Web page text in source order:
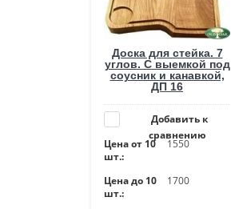
Доска для стейка. 7
углов. С выемкой под
соусник и канавкой,
ДП 16
Добавить к
сравнению
Цена от 10
шт.:
1550
Цена до 10
шт.:
1700